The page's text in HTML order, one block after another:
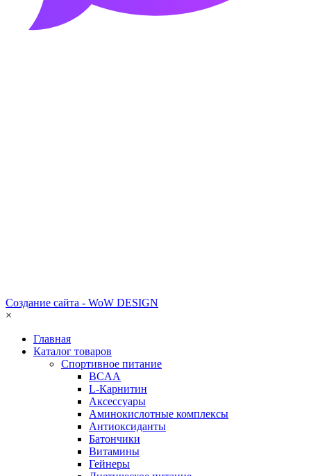
Создание сайта - WoW DESIGN
×
Главная
Каталог товаров
Спортивное питание
BCAA
L-Карнитин
Аксессуары
Аминокислотные комплексы
Антиоксиданты
Батончики
Витамины
Гейнеры